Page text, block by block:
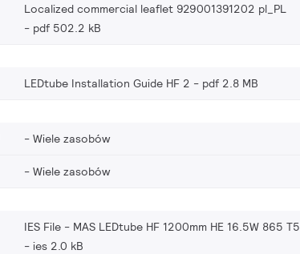
Localized commercial leaflet 929001391202 pl_PL
pdf 502.2 kB
LEDtube Installation Guide HF 2 pdf 2.8 MB
Wiele zasobów
Wiele zasobów
IES File - MAS LEDtube HF 1200mm HE 16.5W 865 T5
ies 2.0 kB